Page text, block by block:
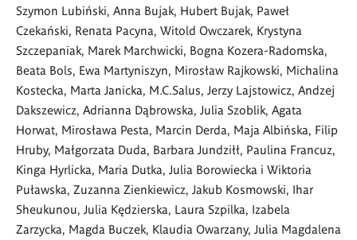
Szymon Lubiński, Anna Bujak, Hubert Bujak, Paweł
Czekański, Renata Pacyna, Witold Owczarek, Krystyna
Szczepaniak, Marek Marchwicki, Bogna Kozera-Radomska,
Beata Bols, Ewa Martyniszyn, Mirosław Rajkowski, Michalina
Kostecka, Marta Janicka, M.C.Salus, Jerzy Lajstowicz, Andzej
Dakszewicz, Adrianna Dąbrowska, Julia Szoblik, Agata
Horwat, Mirosława Pesta, Marcin Derda, Maja Albińska, Filip
Hruby, Małgorzata Duda, Barbara Jundziłł, Paulina Francuz,
Kinga Hyrlicka, Maria Dutka, Julia Borowiecka i Wiktoria
Puławska, Zuzanna Zienkiewicz, Jakub Kosmowski, Ihar
Sheukunou, Julia Kędzierska, Laura Szpilka, Izabela
Zarzycka, Magda Buczek, Klaudia Owarzany, Julia Magdalena